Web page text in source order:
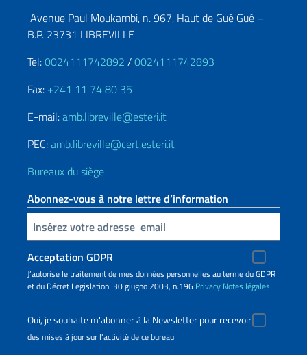
Avenue Paul Moukambi, n. 967, Haut de Gué Gué –
B.P. 23731 LIBREVILLE
Tel:0024111742892 /0024111742893
Fax: +241 11 74 80 35
E-mail:amb.libreville@esteri.it
PEC:amb.libreville@cert.esteri.it
Bureaux du siège
Abonnez-vous à notre lettre d’information
Insert your email
Acceptation GDPR
J’autorise le traitement de mes données personnelles au terme du GDPR
et du Décret Legislation 30 giugno 2003, n.196 Privacy Notes légales
Oui, je souhaite m'abonner à la Newsletter pour recevoir
des mises à jour sur l'activité de ce bureau